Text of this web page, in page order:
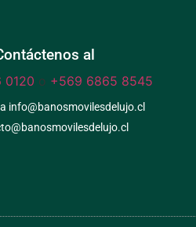
al
0120 o +569 6865 8545
info@banosmovilesdelujo.cl